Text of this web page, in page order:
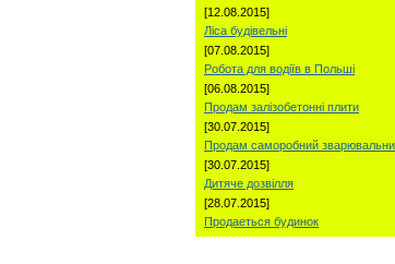
[12.08.2015]
Ліса будівельні
[07.08.2015]
Робота для водіїв в Польші
[06.08.2015]
Продам залізобетонні плити
[30.07.2015]
Продам саморобний
[30.07.2015]
Дитяче дозвілля
[28.07.2015]
Продаеться будинок